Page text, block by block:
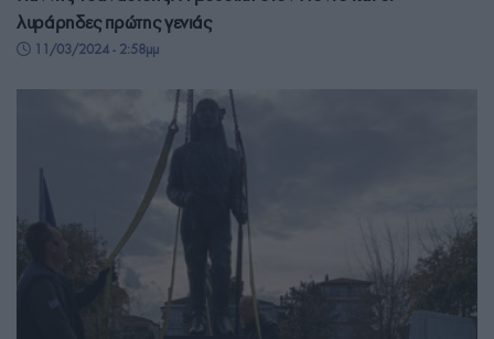
λυράρηδες πρώτης γενιάς
11/03/2024 - 2:58μμ